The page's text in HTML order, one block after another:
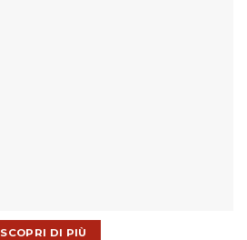
SCOPRI DI PIÙ